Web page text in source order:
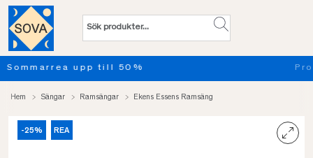
Provsov upp till 100 nätter. Läs mer
Hem Sängar Ramsängar Ekens Essens Ramsäng
-25% REA